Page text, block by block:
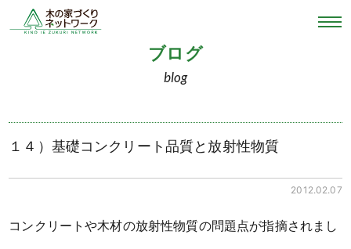
ブログ
blog
１４）基礎コンクリート品質と放射性物質
2012.02.07
コンクリートや木材の放射性物質の問題点が指摘されまし